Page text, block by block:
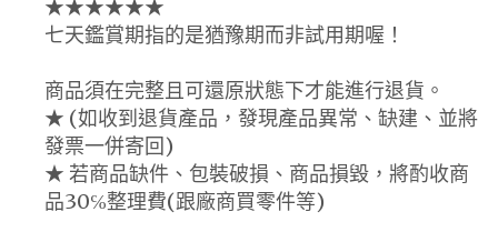
★★★★★★
七天鑑賞期指的是猶豫期而非試用期喔！
商品須在完整且可還原狀態下才能進行退貨。
★ (如收到退貨產品，發現產品異常、缺建、並將
發票一併寄回)
★ 若商品缺件、包裝破損、商品損毀，將酌收商
品30℅整理費(跟廠商買零件等)